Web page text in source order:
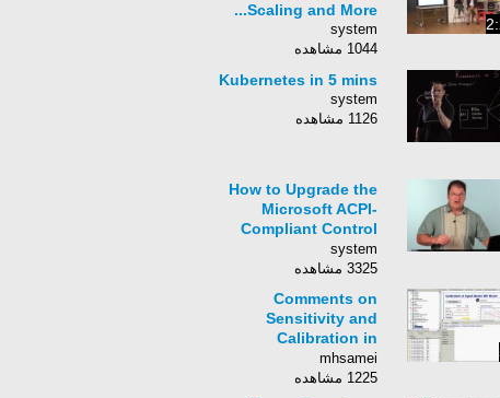
Scaling and More...
system
1044 مشاهده
Kubernetes in 5 mins
system
1126 مشاهده
How to Upgrade the
Microsoft ACPI-
Compliant Control
Method Battery :
Tech Vice
system
3325 مشاهده
Comments on
Sensitivity and
Calibration in
AnyLogic
mhsamei
1225 مشاهده